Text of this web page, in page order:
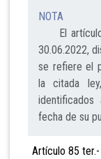
NOTA
El artículo
30.06.2022,
se refiere el
la citada
fecha de su
Artículo 85 ter.-